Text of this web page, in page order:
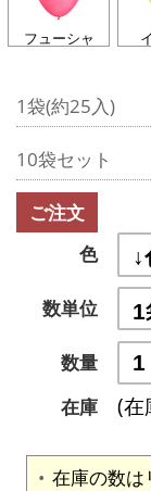
フューシャ
1袋(約25入)
10袋セット
ご注文
色
数単位
数量
在庫
(在
在庫の数は